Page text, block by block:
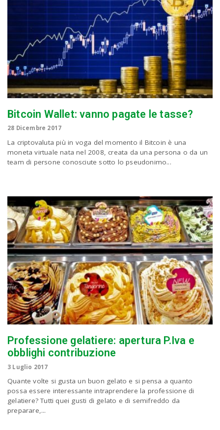
Bitcoin Wallet: vanno pagate le tasse?
28 Dicembre 2017
La criptovaluta più in voga del momento il Bitcoin è una
moneta virtuale nata nel 2008, creata da una persona o da un
team di persone conosciute sotto lo pseudonimo...
Professione gelatiere: apertura P.Iva e
obblighi contribuzione
3 Luglio 2017
Quante volte si gusta un buon gelato e si pensa a quanto
possa essere interessante intraprendere la professione di
gelatiere? Tutti quei gusti di gelato e di semifreddo da
preparare,...